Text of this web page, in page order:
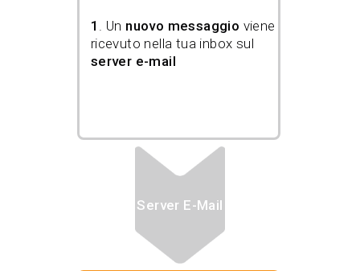
Server E-Mail
1 . Un nuovo messaggio viene
ricevuto nella tua inbox sul
server e-mail